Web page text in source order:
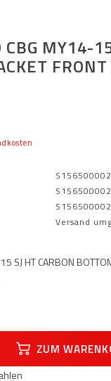
MY14-
S156500002
S156500002
S156500002
Versand
SJ HT CARBON
ZUM